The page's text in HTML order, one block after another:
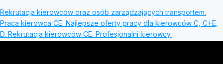
Rekrutacja kierowców oraz osób zarządzających transportem.
Praca kierowca CE. Najlepsze oferty pracy dla kierowców C, C+E,
D. Rekrutacja kierowców CE. Profesjonalni kierowcy.